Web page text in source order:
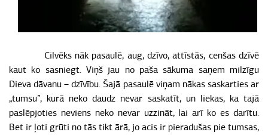
Cilvēks nāk pasaulē, aug, dzīvo, attīstās, cenšas dzīvē
kaut ko sasniegt. Viņš jau no paša sākuma saņem milzīgu
Dieva dāvanu – dzīvību. Šajā pasaulē viņam nākas saskarties ar
„tumsu”, kurā neko daudz nevar saskatīt, un liekas, ka tajā
paslēpjoties neviens neko nevar uzzināt, lai arī ko es darītu.
Bet ir ļoti grūti no tās tikt ārā, jo acis ir pieradušas pie tumsas,